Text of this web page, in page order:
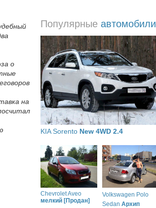
Популярные автомобили
KIA Sorento New 4WD 2.4
Chevrolet Aveo
мелкий [Продан]
Volkswagen Polo
Sedan Архип
о
на